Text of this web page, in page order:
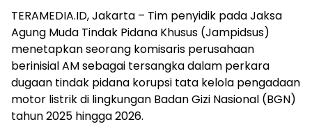
TERAMEDIA.ID, Jakarta – Tim penyidik pada Jaksa
Agung Muda Tindak Pidana Khusus (Jampidsus)
menetapkan seorang komisaris perusahaan
berinisial AM sebagai tersangka dalam perkara
dugaan tindak pidana korupsi tata kelola pengadaan
motor listrik di lingkungan Badan Gizi Nasional (BGN)
tahun 2025 hingga 2026.